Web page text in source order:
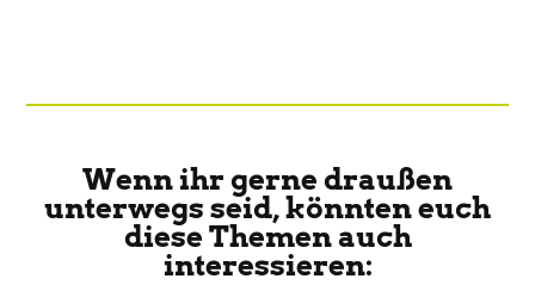
Wenn ihr gerne draußen
unterwegs seid, könnten euch
diese Themen auch
interessieren: